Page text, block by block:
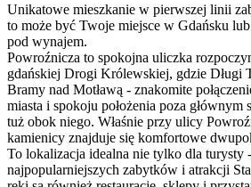
Unikatowe mieszkanie w pierwszej linii
to może być Twoje miejsce w Gdańsku
pod wynajem.
Powroźnicza to spokojna uliczka
gdańskiej Drogi Królewskiej, gdzie Długi
Bramy nad Motławą - znakomite
miasta i spokoju położenia poza głównym
tuż obok niego. Właśnie przy ulicy
kamienicy znajduje się komfortowe
To lokalizacja idealna nie tylko dla turysty
najpopularniejszych zabytków i atrakcji